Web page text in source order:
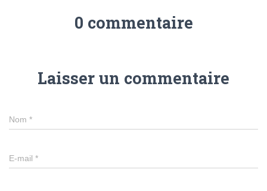
0 commentaire
Laisser un commentaire
Nom *
E-mail *